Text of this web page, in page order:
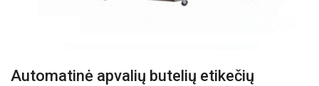
Automatinė apvalių butelių etikečių